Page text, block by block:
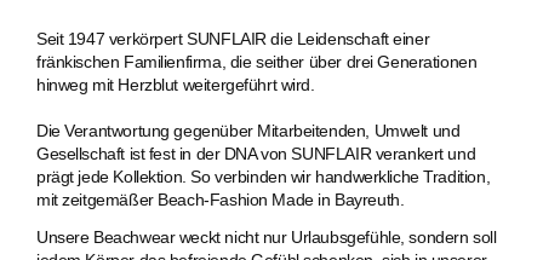
Seit 1947 verkörpert SUNFLAIR die Leidenschaft einer
fränkischen Familien­firma, die seither über drei Generationen
hinweg mit Herzblut weitergeführt wird.
Die Verantwortung gegenüber Mitarbeitenden, Umwelt und
Gesellschaft ist fest in der DNA von SUNFLAIR verankert und
prägt jede Kollektion. So verbinden wir handwerkliche Tradition,
mit zeitgemäßer Beach-Fashion Made in Bayreuth.
Unsere Beachwear weckt nicht nur Urlaubsgefühle, sondern soll